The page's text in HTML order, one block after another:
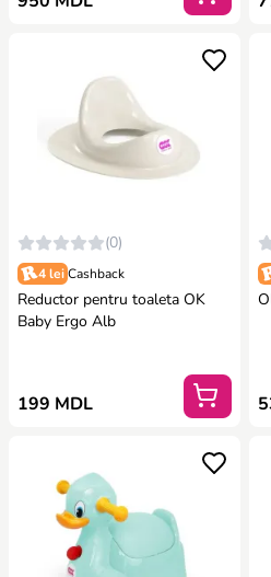
(0)
4 lei Cashback
Reductor pentru toaleta OK
Baby Ergo Alb
199 MDL